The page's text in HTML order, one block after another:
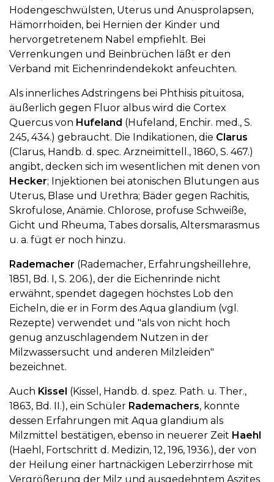
Hodengeschwülsten, Uterus und Anusprolapsen,
Hämorrhoiden, bei Hernien der Kinder und
hervorgetretenem Nabel empfiehlt. Bei
Verrenkungen und Beinbrüchen läßt er den
Verband mit Eichenrindendekokt anfeuchten.
Als innerliches Adstringens bei Phthisis pituitosa,
äußerlich gegen Fluor albus wird die Cortex
Quercus von Hufeland (Hufeland, Enchir. med., S.
245, 434.) gebraucht. Die Indikationen, die Clarus
(Clarus, Handb. d. spec. Arzneimittell., 1860, S. 467.)
angibt, decken sich im wesentlichen mit denen von
Hecker; Injektionen bei atonischen Blutungen aus
Uterus, Blase und Urethra; Bäder gegen Rachitis,
Skrofulose, Anämie. Chlorose, profuse Schweiße,
Gicht und Rheuma, Tabes dorsalis, Altersmarasmus
u. a. fügt er noch hinzu.
Rademacher (Rademacher, Erfahrungsheillehre,
1851, Bd. I, S. 206.), der die Eichenrinde nicht
erwähnt, spendet dagegen höchstes Lob den
Eicheln, die er in Form des Aqua glandium (vgl.
Rezepte) verwendet und "als von nicht hoch
genug anzuschlagendem Nutzen in der
Milzwassersucht und anderen Milzleiden"
bezeichnet.
Auch Kissel (Kissel, Handb. d. spez. Path. u. Ther.,
1863, Bd. II.), ein Schüler Rademachers, konnte
dessen Erfahrungen mit Aqua glandium als
Milzmittel bestätigen, ebenso in neuerer Zeit Haehl
(Haehl, Fortschritt d. Medizin, 12, 196, 1936.), der von
der Heilung einer hartnäckigen Leberzirrhose mit
Vergrößerung der Milz und ausgedehntem Aszites